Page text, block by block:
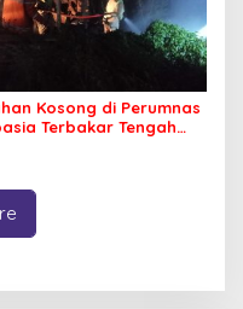
Kosong di Perumnas
Terbakar Tengah